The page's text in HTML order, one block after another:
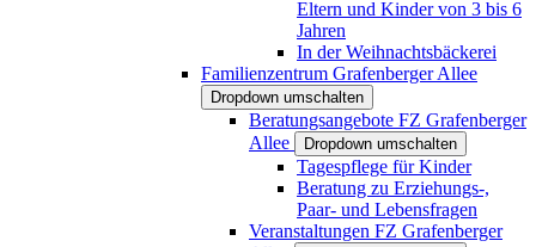
Eltern und Kinder von 3 bis 6
Jahren
In der Weihnachtsbäckerei
Familienzentrum Grafenberger Allee
Dropdown umschalten
Beratungsangebote FZ Grafenberger
Allee
Dropdown umschalten
Tagespflege für Kinder
Beratung zu Erziehungs-,
Paar- und Lebensfragen
Veranstaltungen FZ Grafenberger